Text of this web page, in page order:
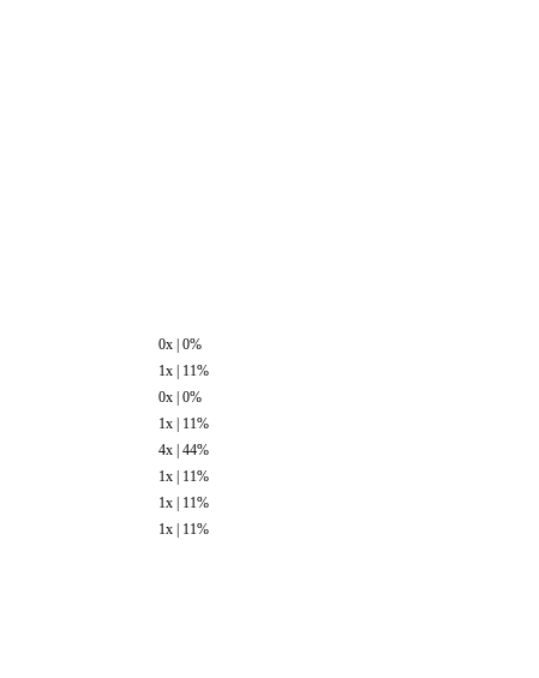
0x | 0%
1x | 11%
0x | 0%
1x | 11%
4x | 44%
1x | 11%
1x | 11%
1x | 11%